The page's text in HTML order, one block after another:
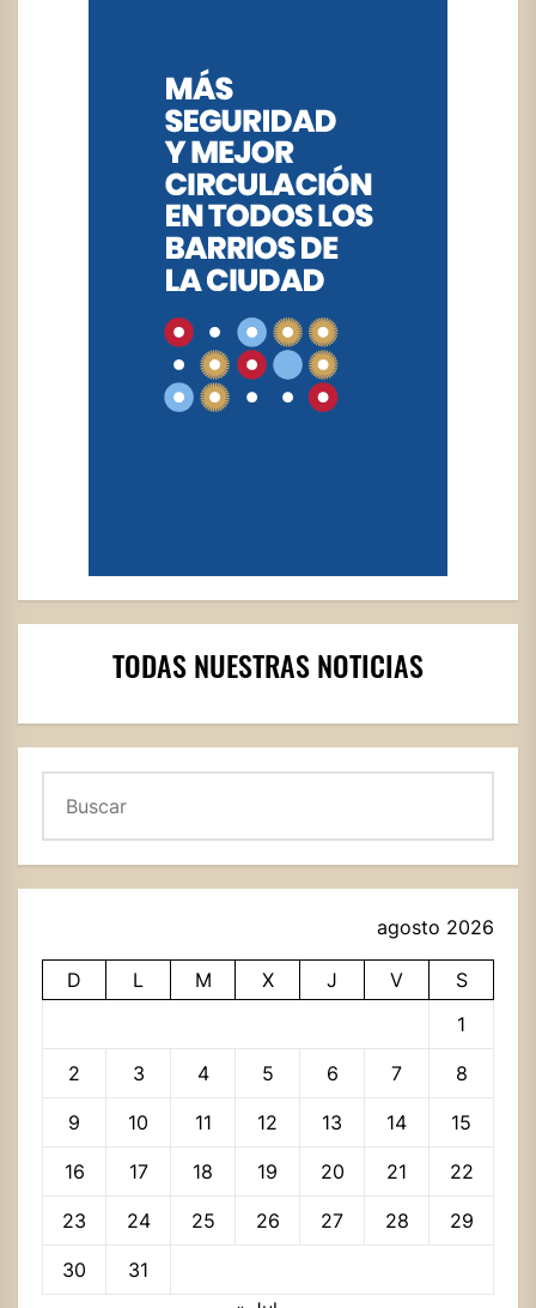
TODAS NUESTRAS NOTICIAS
agosto 2026
D L M X J V
S
1
2 3 4 5 6 7 8
9 10 11 12 13 14 15
16 17 18 19 20 21 22
23 24 25 26 27 28 29
30
31